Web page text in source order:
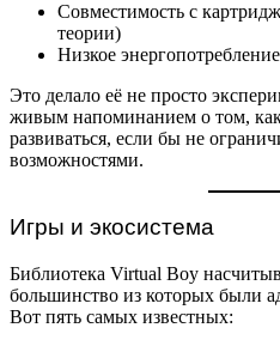
Совместимость с
теории)
Низкое
Это делало её не просто
живым напоминанием о том,
развиваться, если бы не
возможностями.
Игры и экосистема
Библиотека Virtual Boy
большинство из которых были
Вот пять самых известных: